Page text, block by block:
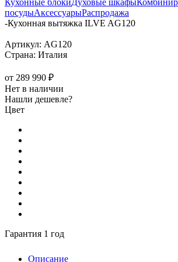
посудыАксессуарыРаспродажа
-Кухонная вытяжка ILVE AG120
Артикул: AG120
Страна: Италия
от 289 990 ₽
Нет в наличии
Нашли дешевле?
Цвет
Гарантия 1 год
Описание